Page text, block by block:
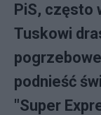
PiS, często
Tuskowi
podnieść
"Super